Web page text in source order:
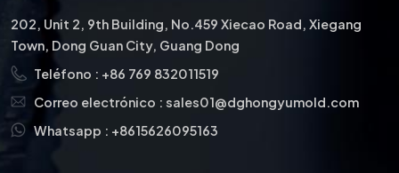
202, Unit 2, 9th Building, No.459 Xiecao Road, Xiegang
Town, Dong Guan City, Guang Dong
Teléfono : +86 769 832011519
Correo electrónico : sales01@dghongyumold.com
Whatsapp : +8615626095163